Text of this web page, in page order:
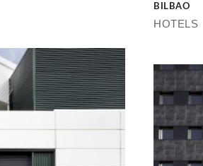
BILBAO
HOTELS